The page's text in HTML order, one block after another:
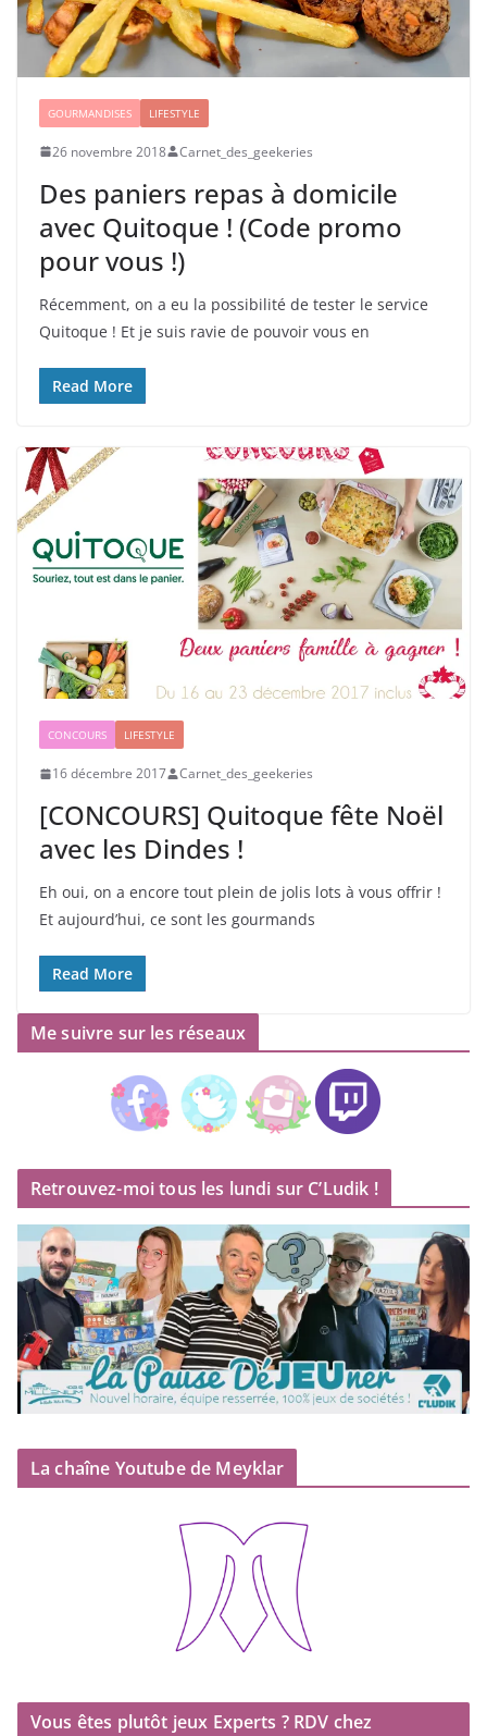
GOURMANDISES LIFESTYLE
26 novembre 2018 Carnet_des_geekeries
Des paniers repas à domicile
avec Quitoque ! (Code promo
pour vous !)
Récemment, on a eu la possibilité de tester le service
Quitoque ! Et je suis ravie de pouvoir vous en
Read More
CONCOURS LIFESTYLE
16 décembre 2017 Carnet_des_geekeries
[CONCOURS] Quitoque fête Noël
avec les Dindes !
Eh oui, on a encore tout plein de jolis lots à vous offrir !
Et aujourd’hui, ce sont les gourmands
Read More
Me suivre sur les réseaux
Retrouvez-moi tous les lundi sur C’Ludik !
La chaîne Youtube de Meyklar
Vous êtes plutôt jeux Experts ? RDV chez